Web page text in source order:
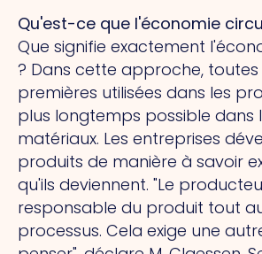
Qu'est-ce que l'économie
Que signifie exactement
? Dans cette approche, toutes
premières utilisées dans les
plus longtemps possible dans
matériaux. Les entreprises
produits de manière à savoir
qu'ils deviennent. "Le
responsable du produit tout
processus. Cela exige une